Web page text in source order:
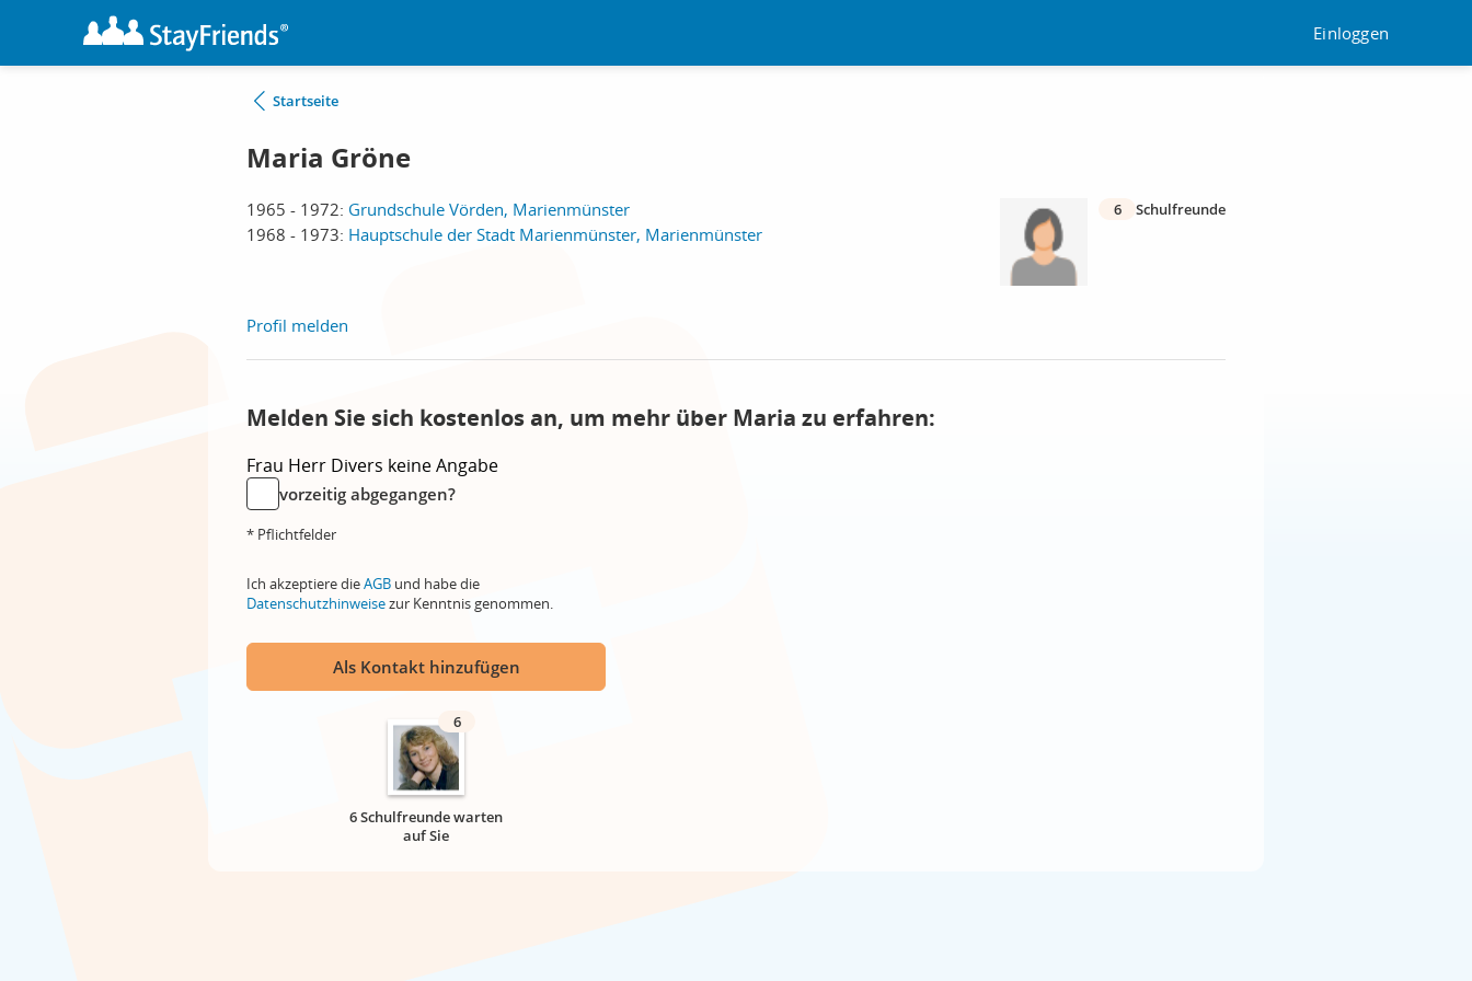
Einloggen
Startseite
Maria Gröne
1965 - 1972: Grundschule Vörden, Marienmünster
1968 - 1973: Hauptschule der Stadt Marienmünster, Marienmünster
6 Schulfreunde
Profil melden
Melden Sie sich kostenlos an, um mehr über Maria zu erfahren:
Frau Herr Divers keine Angabe
vorzeitig abgegangen?
* Pflichtfelder
Ich akzeptiere dieAGB und habe die
Datenschutzhinweisezur Kenntnis genommen.
Als Kontakt hinzufügen
6
6 Schulfreunde warten
auf Sie